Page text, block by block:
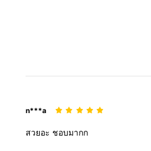
n***a
สวยอะ ชอบมากก